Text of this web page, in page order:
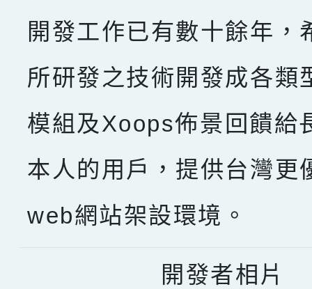
開發工作已有數十餘年，
所研發之技術開發成各類
模組及Xoops佈景回饋給
本人的用戶，提供台灣更
web網站架設環境。
開發者相片